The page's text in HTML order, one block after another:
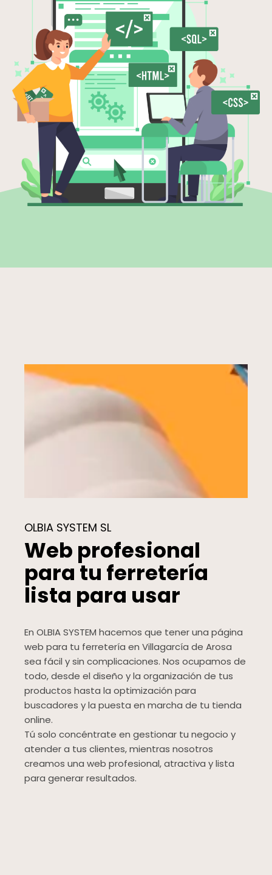
OLBIA SYSTEM SL
Web profesional
para tu ferretería
lista para usar
En OLBIA SYSTEM hacemos que tener una página
web para tu ferretería en Villagarcía de Arosa
sea fácil y sin complicaciones. Nos ocupamos de
todo, desde el diseño y la organización de tus
productos hasta la optimización para
buscadores y la puesta en marcha de tu tienda
online.
Tú solo concéntrate en gestionar tu negocio y
atender a tus clientes, mientras nosotros
creamos una web profesional, atractiva y lista
para generar resultados.